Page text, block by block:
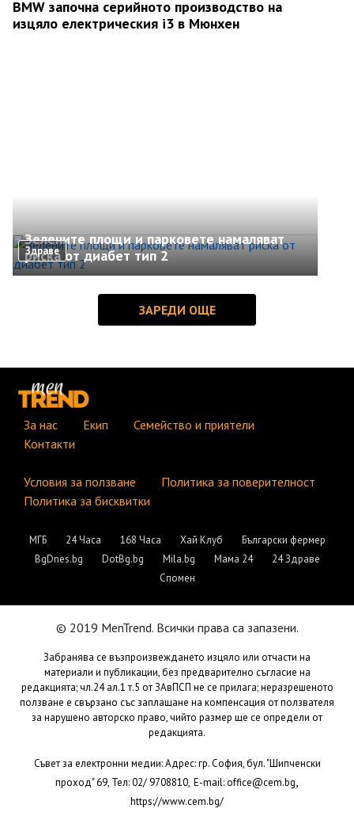
BMW започна серийното производство на
изцяло електрическия i3 в Мюнхен
Здраве
Зелените площи и парковете намаляват
риска от диабет тип 2
За нас Екип
Семейство и приятели
Контакти
Условия за ползване
Политика за поверителност
Политика за бисквитки
МГБ 24 Часа 168 Часа Хай Клуб
Български фермер
BgDnes.bg
DotBg.bg Mila.bg Мама 24
24 Здраве
Спомен
© 2019 MenTrend. Всички права са запазени.
Забранява се възпроизвеждането изцяло или отчасти на
материали и публикации, без предварително съгласие на
редакцията; чл.24 ал.1 т.5 от ЗАвПСП не се прилага; неразрешеното
ползване е свързано със заплащане на компенсация от ползвателя
за нарушено авторско право, чийто размер ще се определи от
редакцията.
Съвет за електронни медии: Адрес: гр. София, бул. "Шипченски
проход" 69, Тел: 02/ 9708810, E-mail:office@cem.bg,
https://www.cem.bg/